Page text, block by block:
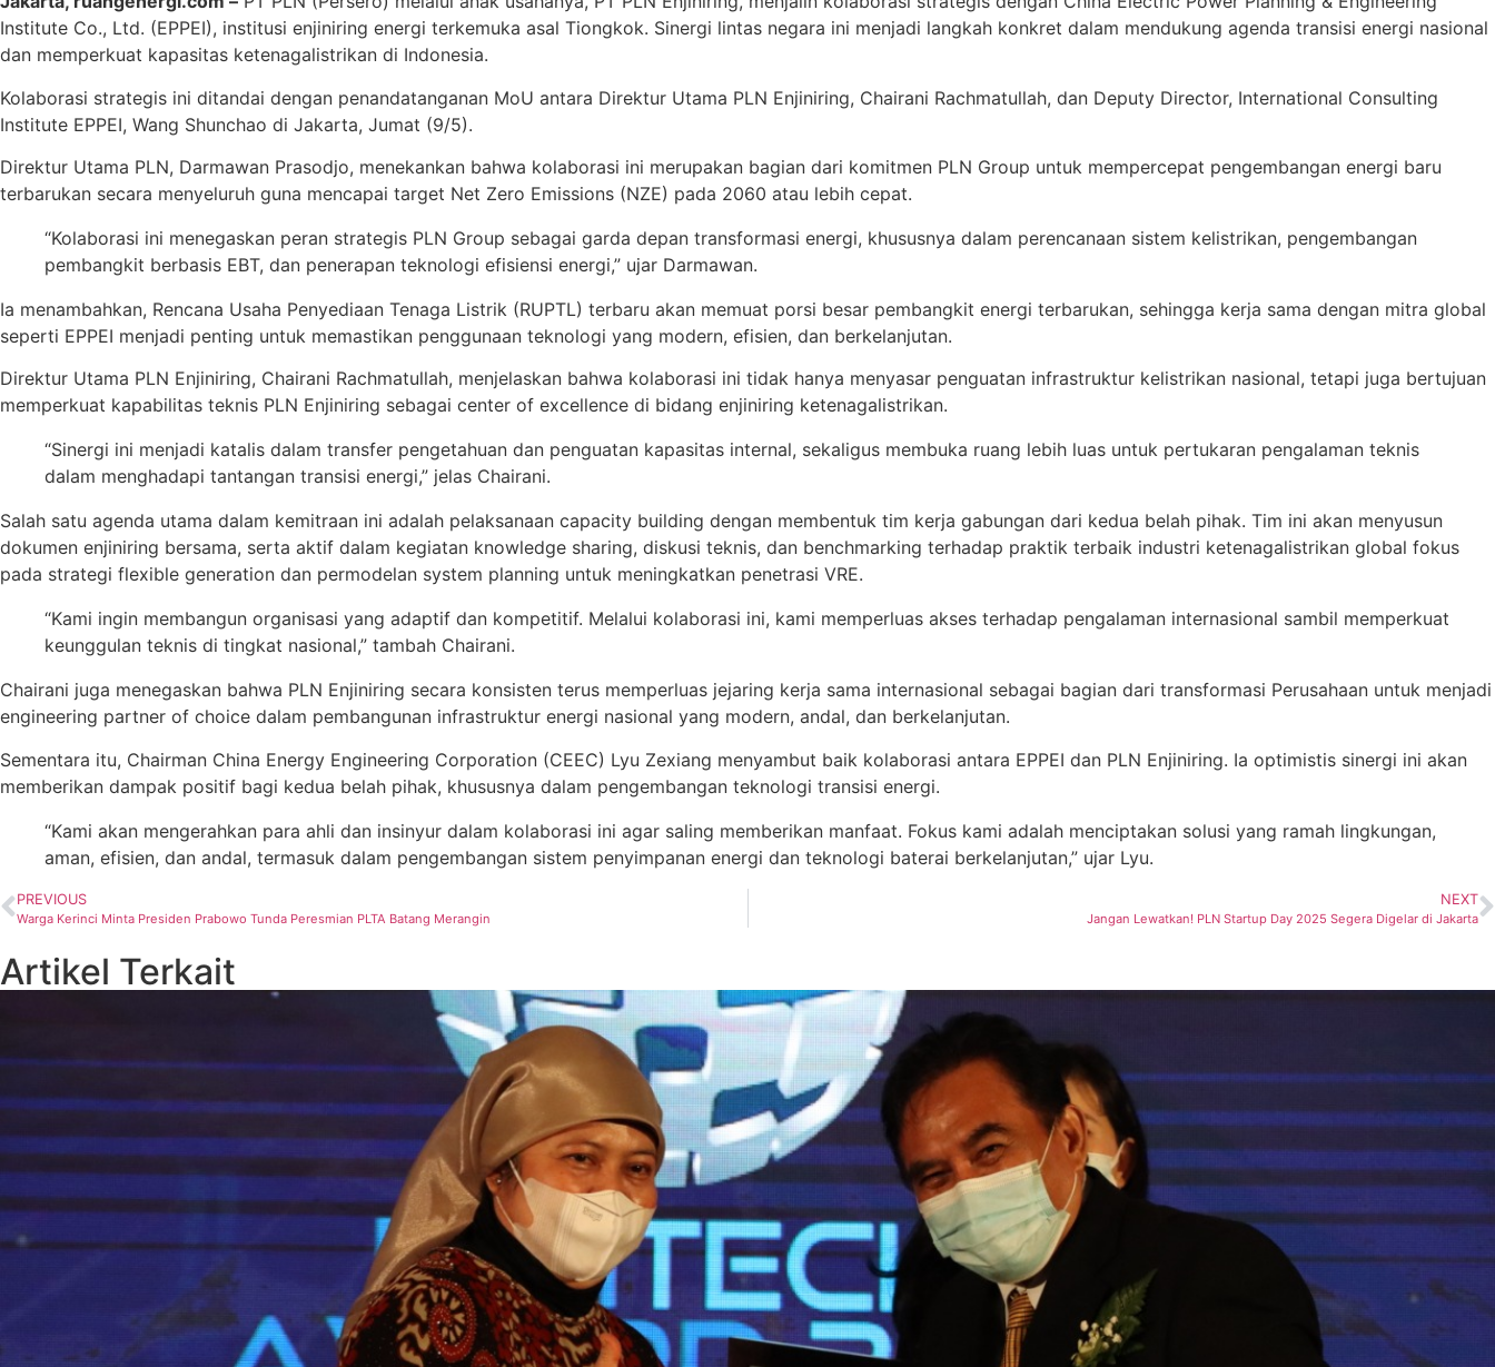
Institute Co., Ltd. (EPPEI), institusi enjiniring energi terkemuka asal Tiongkok. Sinergi lintas negara ini menjadi langkah konkret dalam mendukung agenda transisi energi nasional
dan memperkuat kapasitas ketenagalistrikan di Indonesia.
Kolaborasi strategis ini ditandai dengan penandatanganan MoU antara Direktur Utama PLN Enjiniring, Chairani Rachmatullah, dan Deputy Director, International Consulting
Institute EPPEI, Wang Shunchao di Jakarta, Jumat (9/5).
Direktur Utama PLN, Darmawan Prasodjo, menekankan bahwa kolaborasi ini merupakan bagian dari komitmen PLN Group untuk mempercepat pengembangan energi baru
terbarukan secara menyeluruh guna mencapai target Net Zero Emissions (NZE) pada 2060 atau lebih cepat.
“Kolaborasi ini menegaskan peran strategis PLN Group sebagai garda depan transformasi energi, khususnya dalam perencanaan sistem kelistrikan, pengembangan
pembangkit berbasis EBT, dan penerapan teknologi efisiensi energi,” ujar Darmawan.
Ia menambahkan, Rencana Usaha Penyediaan Tenaga Listrik (RUPTL) terbaru akan memuat porsi besar pembangkit energi terbarukan, sehingga kerja sama dengan mitra global
seperti EPPEI menjadi penting untuk memastikan penggunaan teknologi yang modern, efisien, dan berkelanjutan.
Direktur Utama PLN Enjiniring, Chairani Rachmatullah, menjelaskan bahwa kolaborasi ini tidak hanya menyasar penguatan infrastruktur kelistrikan nasional, tetapi juga bertujuan
memperkuat kapabilitas teknis PLN Enjiniring sebagai center of excellence di bidang enjiniring ketenagalistrikan.
“Sinergi ini menjadi katalis dalam transfer pengetahuan dan penguatan kapasitas internal, sekaligus membuka ruang lebih luas untuk pertukaran pengalaman teknis
dalam menghadapi tantangan transisi energi,” jelas Chairani.
Salah satu agenda utama dalam kemitraan ini adalah pelaksanaan capacity building dengan membentuk tim kerja gabungan dari kedua belah pihak. Tim ini akan menyusun
dokumen enjiniring bersama, serta aktif dalam kegiatan knowledge sharing, diskusi teknis, dan benchmarking terhadap praktik terbaik industri ketenagalistrikan global fokus
pada strategi flexible generation dan permodelan system planning untuk meningkatkan penetrasi VRE.
“Kami ingin membangun organisasi yang adaptif dan kompetitif. Melalui kolaborasi ini, kami memperluas akses terhadap pengalaman internasional sambil memperkuat
keunggulan teknis di tingkat nasional,” tambah Chairani.
Chairani juga menegaskan bahwa PLN Enjiniring secara konsisten terus memperluas jejaring kerja sama internasional sebagai bagian dari transformasi Perusahaan untuk menjadi
engineering partner of choice dalam pembangunan infrastruktur energi nasional yang modern, andal, dan berkelanjutan.
Sementara itu, Chairman China Energy Engineering Corporation (CEEC) Lyu Zexiang menyambut baik kolaborasi antara EPPEI dan PLN Enjiniring. Ia optimistis sinergi ini akan
memberikan dampak positif bagi kedua belah pihak, khususnya dalam pengembangan teknologi transisi energi.
“Kami akan mengerahkan para ahli dan insinyur dalam kolaborasi ini agar saling memberikan manfaat. Fokus kami adalah menciptakan solusi yang ramah lingkungan,
aman, efisien, dan andal, termasuk dalam pengembangan sistem penyimpanan energi dan teknologi baterai berkelanjutan,” ujar Lyu.
PREVIOUS
Warga Kerinci Minta Presiden Prabowo Tunda Peresmian PLTA Batang Merangin
NEXT
Jangan Lewatkan! PLN Startup Day 2025 Segera Digelar di Jakarta
Artikel Terkait